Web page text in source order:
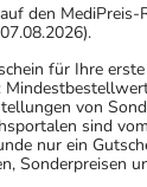
den MediPreis-
für Ihre
von
sind
nur ein
Sonderpreisen